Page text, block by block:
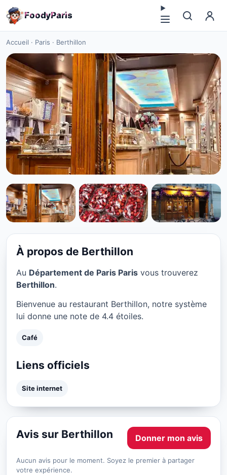
FoodyParis
Accueil · Paris · Berthillon
CAFÉ
Berthillon à Paris
★ 4.4/5
À propos de Berthillon
Au Département de Paris Paris vous trouverez
Berthillon.
Bienvenue au restaurant Berthillon, notre système
lui donne une note de 4.4 étoiles.
Café
Liens officiels
Site internet
Avis sur Berthillon Donner mon avis
Aucun avis pour le moment. Soyez le premier à partager
votre expérience.